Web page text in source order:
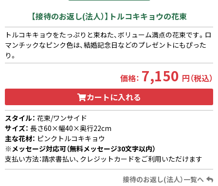
【接待のお返し(法人）】トルコキキョウの花束
トルコキキョウをたっぷりと束ねた、ボリューム満点の花束です。ロ
マンチックなピンク色は、結婚記念日などのプレゼントにもぴった
り。
価格： 7,150 円（税込）
カートに入れる
スタイル： 花束/ワンサイド
サイズ： 長さ60×幅40×奥行22cm
主な花材： ピンクトルコキキョウ
※メッセージ対応可（無料メッセージ30文字以内）
支払い方法：請求書払い、クレジットカードをご利用いただけます
接待のお返し(法人）一覧へ